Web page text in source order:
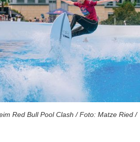
Red Bull Pool Clash / Foto: Matze Ried /